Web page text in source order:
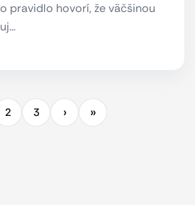
pravidlo hovorí, že väčšinou
2 3